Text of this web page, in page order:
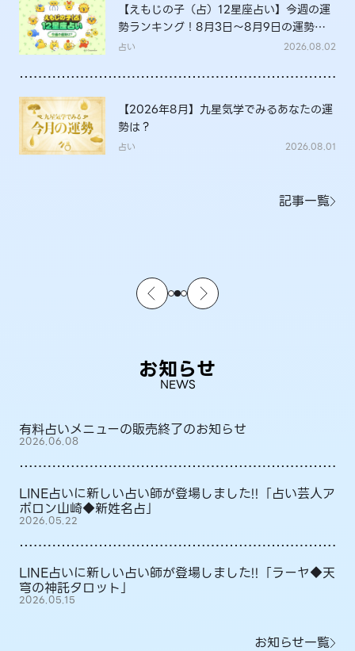
【えもじの子（占）12星座占い】今週の運
勢ランキング！8月3日～8月9日の運勢
は？
占い 2026.08.02
【2026年8月】九星気学でみるあなたの運
勢は？
占い 2026.08.01
記事一覧
お知らせ
NEWS
有料占いメニューの販売終了のお知らせ
2026.06.08
LINE占いに新しい占い師が登場しました!!「占い芸人ア
ポロン山崎◆新姓名占」
2026.05.22
LINE占いに新しい占い師が登場しました!!「ラーヤ◆天
穹の神託タロット」
2026.05.15
お知らせ一覧